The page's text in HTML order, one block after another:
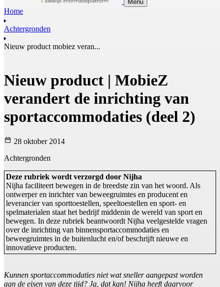
Menu
Home
Achtergronden
Nieuw product mobiez veran...
Nieuw product | MobieZ
verandert de inrichting van
sportaccommodaties (deel 2)
28 oktober 2014
Achtergronden
Deze rubriek wordt verzorgd door Nijha
Nijha faciliteert bewegen in de breedste zin van het woord. Als
ontwerper en inrichter van beweegruimtes en producent en
leverancier van sporttoestellen, speeltoestellen en sport- en
spelmaterialen staat het bedrijf middenin de wereld van sport en
bewegen. In deze rubriek beantwoordt Nijha veelgestelde vragen
over de inrichting van binnensportaccommodaties en
beweegruimtes in de buitenlucht en/of beschrijft nieuwe en
innovatieve producten.
Kunnen sportaccommodaties niet wat sneller aangepast worden
aan de eisen van deze tijd? Ja, dat kan! Nijha heeft daarvoor